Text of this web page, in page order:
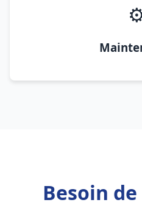
Besoin